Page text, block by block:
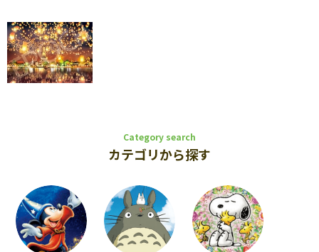
Category search
カテゴリから探す